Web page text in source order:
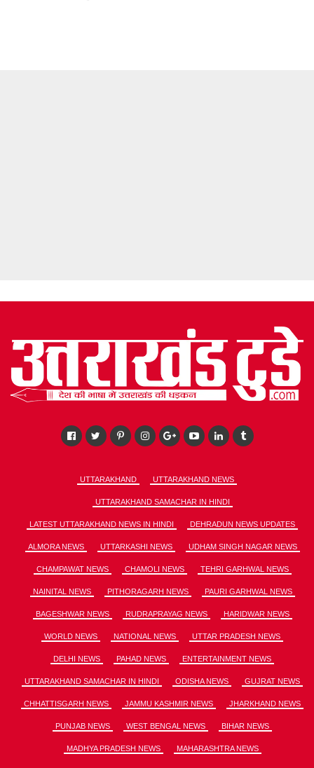
UTTARAKHAND UTTARAKHAND NEWS
UTTARAKHAND SAMACHAR IN HINDI
LATEST UTTARAKHAND NEWS IN HINDI DEHRADUN NEWS UPDATES
ALMORA NEWS UTTARKASHI NEWS UDHAM SINGH NAGAR NEWS
CHAMPAWAT NEWS CHAMOLI NEWS TEHRI GARHWAL NEWS
NAINITAL NEWS PITHORAGARH NEWS PAURI GARHWAL NEWS
BAGESHWAR NEWS RUDRAPRAYAG NEWS HARIDWAR NEWS
WORLD NEWS NATIONAL NEWS UTTAR PRADESH NEWS
DELHI NEWS PAHAD NEWS ENTERTAINMENT NEWS
UTTARAKHAND SAMACHAR IN HINDI ODISHA NEWS GUJRAT NEWS
CHHATTISGARH NEWS JAMMU KASHMIR NEWS JHARKHAND NEWS
PUNJAB NEWS WEST BENGAL NEWS BIHAR NEWS
MADHYA PRADESH NEWS MAHARASHTRA NEWS